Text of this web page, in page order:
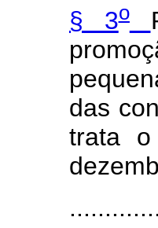
§ 3o
das
trata